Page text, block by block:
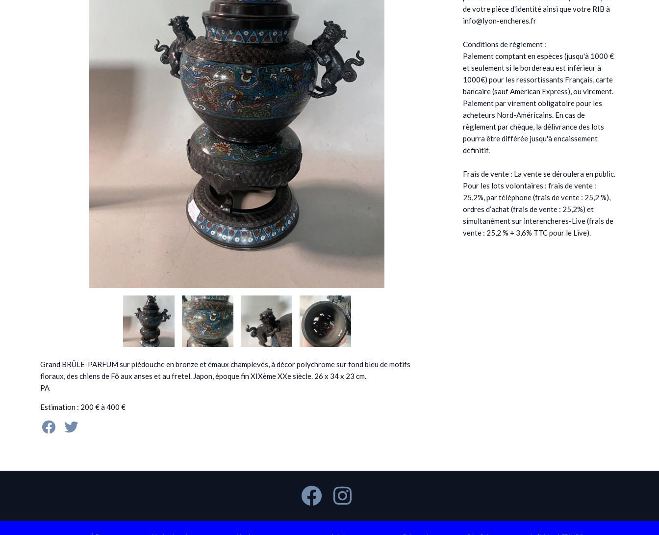
Grand BRÛLE-PARFUM sur piédouche en bronze et émaux champlevés, à décor polychrome sur fond bleu de motifs
floraux, des chiens de Fô aux anses et au fretel. Japon, époque fin XIXème XXe siècle. 26 x 34 x 23 cm.
PA
Estimation : 200 € à 400 €
de votre pièce d'identité ainsi que votre RIB à
info@lyon-encheres.fr
Conditions de règlement :
Paiement comptant en espèces (jusqu'à 1000 €
et seulement si le bordereau est inférieur à
1000€) pour les ressortissants Français, carte
bancaire (sauf American Express), ou virement.
Paiement par virement obligatoire pour les
acheteurs Nord-Américains. En cas de
règlement par chèque, la délivrance des lots
pourra être différée jusqu'à encaissement
définitif.
Frais de vente : La vente se déroulera en public.
Pour les lots volontaires : frais de vente :
25,2%, par téléphone (frais de vente : 25,2 %),
ordres d’achat (frais de vente : 25,2%) et
simultanément sur interencheres-Live (frais de
vente : 25,2 % + 3,6% TTC pour le Live).